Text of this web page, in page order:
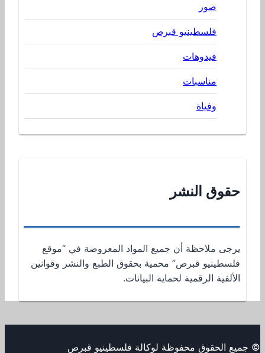
صور
فلسطينيو قبرص
فيدوهات
مناسبات
وفياة
حقوق النشر
يرجى ملاحظة أن جميع المواد المعروضة في “موقع
فلسطينيو قبرص” محمية بحقوق الطبع والنشر وقوانين
الألفية الرقمية لحماية البيانات.
© جميع الحقوق محفوظة لوكالة فلسطينيو قبرص